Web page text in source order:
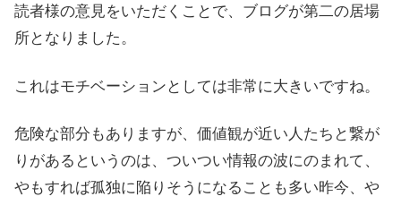
読者様の意見をいただくことで、ブログが第二の居場
所となりました。
これはモチベーションとしては非常に大きいですね。
危険な部分もありますが、価値観が近い人たちと繋が
りがあるというのは、ついつい情報の波にのまれて、
やもすれば孤独に陥りそうになることも多い昨今、や